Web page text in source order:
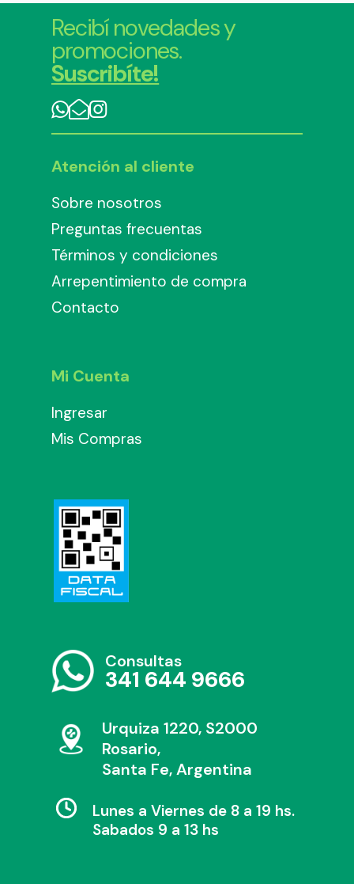
Recibí novedades y
promociones.
Suscribíte!
Atención al cliente
Sobre nosotros
Preguntas frecuentas
Términos y condiciones
Arrepentimiento de compra
Contacto
Mi Cuenta
Ingresar
Mis Compras
Consultas
341 644 9666
Urquiza 1220, S2000
Rosario,
Santa Fe, Argentina
Lunes a Viernes de 8 a 19 hs.
Sabados 9 a 13 hs